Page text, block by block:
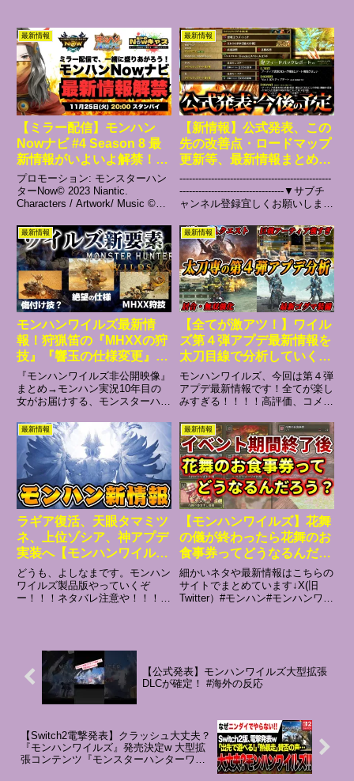
最新情報
【ミラー配信】モンハン
Nowナビ #4 Season 8 最
新情報がいよいよ解禁！み
んなで一緒にチェックしよ
う！
プロモーション: モンスターハン
ターNow© 2023 Niantic.
Characters / Artwork/ Music ©
Nowナビ #モンハンNow #モンス
ターハンター「誰もが楽しく...
最新情報
【新情報】公式発表、この
先の改善点・ロードマップ
更新等、最新情報まとめ
------------------------------------------------
---------------------------------▼サブチ
ャンネル登録宜しくお願いします
投稿...
最新情報
モンハンワイルズ最新情
報！狩猟笛の『MHXXの狩
技』『響玉の仕様変更』
『震打ち』『新モーショ
ン』の解説と考察まとめ
【モンスターハンターワイ
ルズ】
『モンハンワイルズ非公開映像』
まとめ→モンハン実況10年目の
女がお届けする、モンスターハン
Wildsの新情報の解説・攻略・小
ネタ・装備紹介・イベント・新情
報まとめ等を中心に動画投稿して
います#モ...
最新情報
【全てが激アツ！】ワイル
ズ第４弾アプデ最新情報を
太刀目線で分析していく！
【モンハンワイルズ】
モンハンワイルズ、今回は第４弾
アプデ最新情報です！全てが楽し
みすぎる！！！！高評価、コメン
いしまーす！！▼スキル「抜刀
術」の解説とオススメな理由▼居
合抜刀気刃斬り・まず知っておく
べきタイミングのコツなど▼居合
初...
最新情報
ラギア復活、天眼タマミツ
ネ、上位ゾシア、神アプデ
実装へ【モンハンワイル
ズ】
どうも、よしなまです。モンハン
ワイルズ製品版やっていくぞ
ー！！！ネタバレ注意や！！！ほ
トツイッターツイッチ（生配信は
こちらよしなまモデルP...
最新情報
【モンハンワイルズ】花舞
の儀が終わったら花舞のお
食事券ってどうなるんだろ
うね【モンスターハンター
WILDS】
細かいネタや最新情報はこちらの
サイトでまとめています↓X(旧
Twitter）#モンハン#モンハンワイ
【公式発表】モンハンワイルズ大型拡張
DLCが確定！ #海外の反応
【Switch2電撃発表】クラッシュ大丈夫？
『モンハンワイルズ』発売決定w 大型拡
張コンテンツ『モンスターハンターワイ